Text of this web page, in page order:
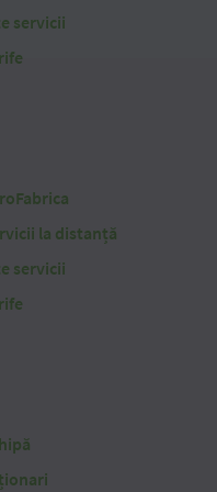
servicii
la distanță
servicii